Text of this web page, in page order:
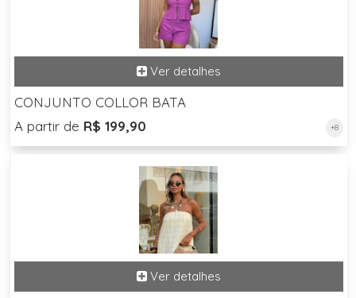
CONJUNTO COLLOR BATA
A partir de R$ 199,90 +8